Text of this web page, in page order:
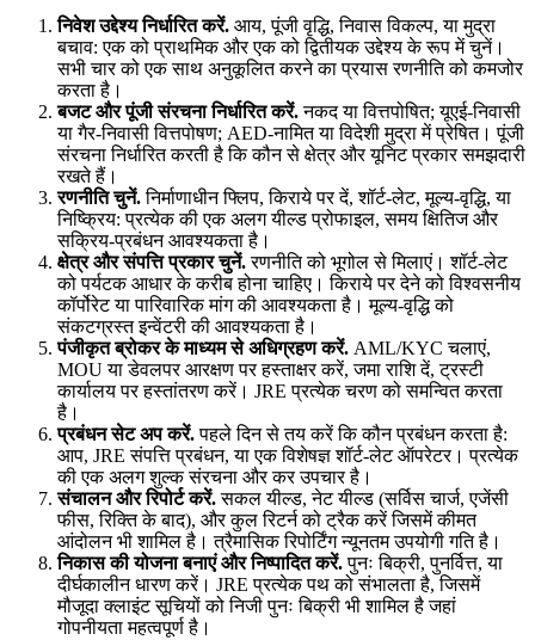
निवेश उद्देश्य निर्धारित करें. आय, पूंजी वृद्धि, निवास विकल्प, या मुद्रा
बचाव: एक को प्राथमिक और एक को द्वितीयक उद्देश्य के रूप में चुनें।
सभी चार को एक साथ अनुकूलित करने का प्रयास रणनीति को कमजोर
करता है।
बजट और पूंजी संरचना निर्धारित करें. नकद या वित्तपोषित; यूएई-निवासी
या गैर-निवासी वित्तपोषण; AED-नामित या विदेशी मुद्रा में प्रेषित। पूंजी
संरचना निर्धारित करती है कि कौन से क्षेत्र और यूनिट प्रकार समझदारी
रखते हैं।
रणनीति चुनें. निर्माणाधीन फ्लिप, किराये पर दें, शॉर्ट-लेट, मूल्य-वृद्धि, या
निष्क्रिय: प्रत्येक की एक अलग यील्ड प्रोफाइल, समय क्षितिज और
सक्रिय-प्रबंधन आवश्यकता है।
क्षेत्र और संपत्ति प्रकार चुनें. रणनीति को भूगोल से मिलाएं। शॉर्ट-लेट
को पर्यटक आधार के करीब होना चाहिए। किराये पर देने को विश्वसनीय
कॉर्पोरेट या पारिवारिक मांग की आवश्यकता है। मूल्य-वृद्धि को
संकटग्रस्त इन्वेंटरी की आवश्यकता है।
पंजीकृत ब्रोकर के माध्यम से अधिग्रहण करें. AML/KYC चलाएं,
MOU या डेवलपर आरक्षण पर हस्ताक्षर करें, जमा राशि दें, ट्रस्टी
कार्यालय पर हस्तांतरण करें। JRE प्रत्येक चरण को समन्वित करता
है।
प्रबंधन सेट अप करें. पहले दिन से तय करें कि कौन प्रबंधन करता है:
आप, JRE संपत्ति प्रबंधन, या एक विशेषज्ञ शॉर्ट-लेट ऑपरेटर। प्रत्येक
की एक अलग शुल्क संरचना और कर उपचार है।
संचालन और रिपोर्ट करें. सकल यील्ड, नेट यील्ड (सर्विस चार्ज, एजेंसी
फीस, रिक्ति के बाद), और कुल रिटर्न को ट्रैक करें जिसमें कीमत
आंदोलन भी शामिल है। त्रैमासिक रिपोर्टिंग न्यूनतम उपयोगी गति है।
निकास की योजना बनाएं और निष्पादित करें. पुनः बिक्री, पुनर्वित्त, या
दीर्घकालीन धारण करें। JRE प्रत्येक पथ को संभालता है, जिसमें
मौजूदा क्लाइंट सूचियों को निजी पुनः बिक्री भी शामिल है जहां
गोपनीयता महत्वपूर्ण है।